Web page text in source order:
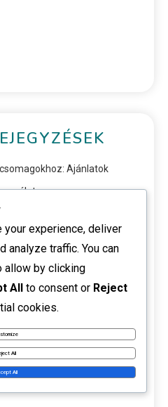
Ajánlatok
beváltás, átváltás,
Felhasználói
Megfigyelések
Promóciós
Exkluzív skinek, Beszerzés,
experience, deliver
analyze traffic. You can
allow by clicking
All to consent or Reject
cookies.
All
All